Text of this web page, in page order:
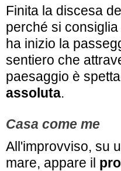
Finita la discesa
perché si
ha inizio la
sentiero che
paesaggio è
assoluta.
Casa come me
All'improvviso, su
mare, appare il